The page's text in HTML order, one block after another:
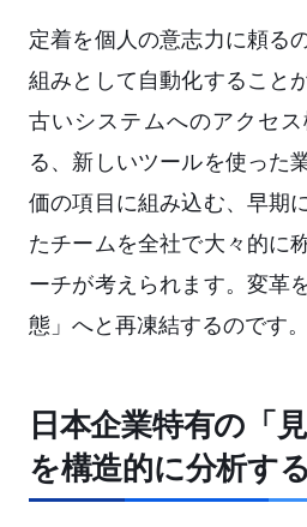
定着を個人の意志力に頼る
組みとして自動化すること
古いシステムへのアクセ
る、新しいツールを使った
価の項目に組み込む、早期
たチームを全社で大々的に
ーチが考えられます。変革
態」へと再凍結するのです。
日本企業特有の「
を構造的に分析する